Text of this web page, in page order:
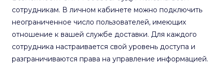
сотрудникам. В личном кабинете можно подключить
неограниченное число пользователей, имеющих
отношение к вашей службе доставки. Для каждого
сотрудника настраивается свой уровень доступа и
разграничиваются права на управление информацией.